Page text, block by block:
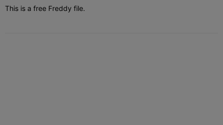
This is a free Freddy file.